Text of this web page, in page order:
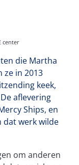
center
die Martha
ze in 2013
keek,
aflevering
Ships, en
dat werk wilde
om anderen